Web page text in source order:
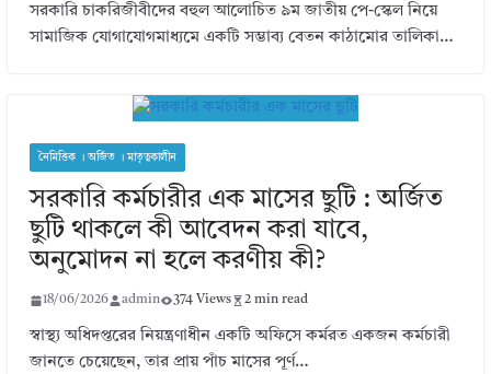
সরকারি চাকরিজীবীদের বহুল আলোচিত ৯ম জাতীয় পে-স্কেল নিয়ে
সামাজিক যোগাযোগমাধ্যমে একটি সম্ভাব্য বেতন কাঠামোর তালিকা…
নৈমিত্তিক । অর্জিত । মাতৃত্বকালীন
সরকারি কর্মচারীর এক মাসের ছুটি : অর্জিত
ছুটি থাকলে কী আবেদন করা যাবে,
অনুমোদন না হলে করণীয় কী?
18/06/2026 admin 374 Views 2 min read
স্বাস্থ্য অধিদপ্তরের নিয়ন্ত্রণাধীন একটি অফিসে কর্মরত একজন কর্মচারী
জানতে চেয়েছেন, তার প্রায় পাঁচ মাসের পূর্ণ…